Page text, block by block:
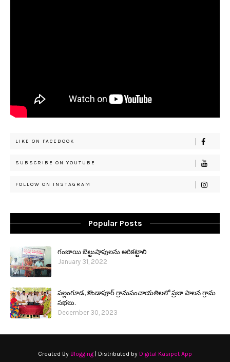
LIKE ON FACEBOOK
SUBSCRIBE ON YOUTUBE
FOLLOW ON INSTAGRAM
Popular Posts
గంజాయి బెల్టుషాపులను అరికట్టాలి
January 31, 2022
పల్లంగూడ, కొండాపూర్ గ్రామపంచాయతిలలో ప్రజా పాలన గ్రామ
సభలు.
December 30, 2023
Created By Blogging | Distributed by Digital Kasipet App